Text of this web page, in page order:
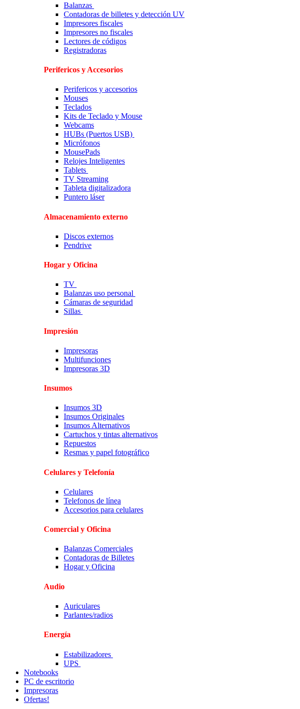
Balanzas
Contadoras de billetes y detección UV
Impresores fiscales
Impresores no fiscales
Lectores de códigos
Registradoras
Perifericos y Accesorios
Perifericos y accesorios
Mouses
Teclados
Kits de Teclado y Mouse
Webcams
HUBs (Puertos USB)
Micrófonos
MousePads
Relojes Inteligentes
Tablets
TV Streaming
Tableta digitalizadora
Puntero láser
Almacenamiento externo
Discos externos
Pendrive
Hogar y Oficina
TV
Balanzas uso personal
Cámaras de seguridad
Sillas
Impresión
Impresoras
Multifunciones
Impresoras 3D
Insumos
Insumos 3D
Insumos Originales
Insumos Alternativos
Cartuchos y tintas alternativos
Repuestos
Resmas y papel fotográfico
Celulares y Telefonía
Celulares
Telefonos de línea
Accesorios para celulares
Comercial y Oficina
Balanzas Comerciales
Contadoras de Billetes
Hogar y Oficina
Audio
Auriculares
Parlantes/radios
Energía
Estabilizadores
UPS
Notebooks
PC de escritorio
Impresoras
Ofertas!